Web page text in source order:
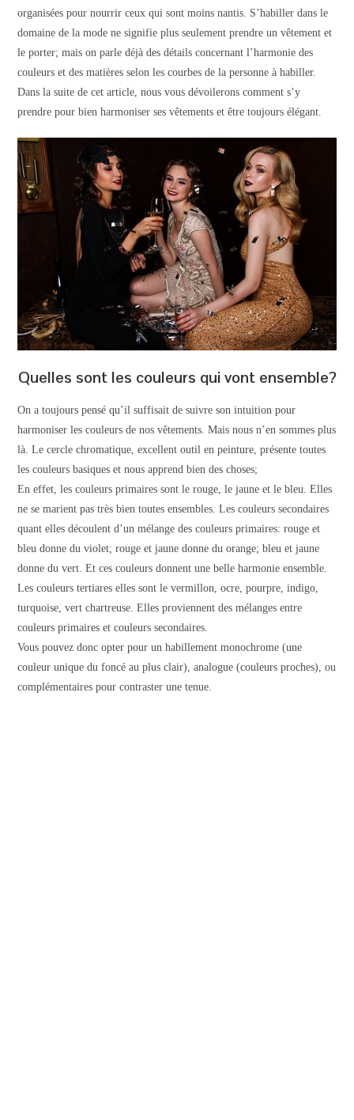
organisées pour nourrir ceux qui sont moins nantis. S’habiller dans le
domaine de la mode ne signifie plus seulement prendre un vêtement et
le porter; mais on parle déjà des détails concernant l’harmonie des
couleurs et des matières selon les courbes de la personne à habiller.
Dans la suite de cet article, nous vous dévoilerons comment s’y
prendre pour bien harmoniser ses vêtements et être toujours élégant.
Quelles sont les couleurs qui vont ensemble?
On a toujours pensé qu’il suffisait de suivre son intuition pour
harmoniser les couleurs de nos vêtements. Mais nous n’en sommes plus
là. Le cercle chromatique, excellent outil en peinture, présente toutes
les couleurs basiques et nous apprend bien des choses;
En effet, les couleurs primaires sont le rouge, le jaune et le bleu. Elles
ne se marient pas très bien toutes ensembles. Les couleurs secondaires
quant elles découlent d’un mélange des couleurs primaires: rouge et
bleu donne du violet; rouge et jaune donne du orange; bleu et jaune
donne du vert. Et ces couleurs donnent une belle harmonie ensemble.
Les couleurs tertiares elles sont le vermillon, ocre, pourpre, indigo,
turquoise, vert chartreuse. Elles proviennent des mélanges entre
couleurs primaires et couleurs secondaires.
Vous pouvez donc opter pour un habillement monochrome (une
couleur unique du foncé au plus clair), analogue (couleurs proches), ou
complémentaires pour contraster une tenue.